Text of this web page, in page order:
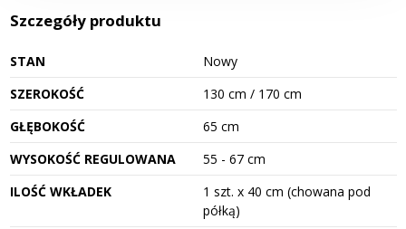
Szczegóły produktu
STAN
Nowy
SZEROKOŚĆ
130 cm / 170 cm
GŁĘBOKOŚĆ
65 cm
WYSOKOŚĆ REGULOWANA
55 - 67 cm
ILOŚĆ WKŁADEK
1 szt. x 40 cm (chowana pod
półką)